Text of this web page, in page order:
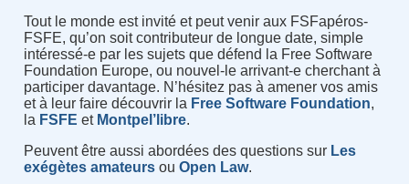
Tout le monde est invité et peut venir aux FSFapéros-
FSFE, qu’on soit contributeur de longue date, simple
intéressé-e par les sujets que défend la Free Software
Foundation Europe, ou nouvel-le arrivant-e cherchant à
participer davantage. N’hésitez pas à amener vos amis
et à leur faire découvrir la Free Software Foundation,
la FSFE et Montpel’libre.
Peuvent être aussi abordées des questions sur Les
exégètes amateursou Open Law.